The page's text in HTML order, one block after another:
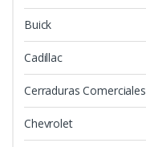
Buick
Cadillac
Cerraduras Comerciales
Chevrolet